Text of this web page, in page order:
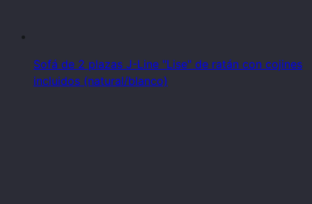
Sofá de 2 plazas J-Line "Lise" de ratán con cojines
incluidos (natural/blanco)